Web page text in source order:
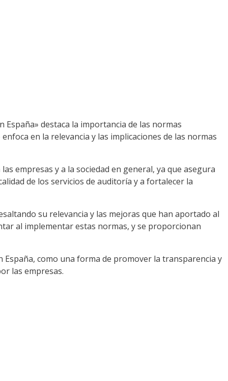
destaca la importancia de las normas
en la relevancia y las implicaciones de las normas
empresas y a la sociedad en general, ya que asegura
de los servicios de auditoría y a fortalecer la
su relevancia y las mejoras que han aportado al
al implementar estas normas, y se proporcionan
como una forma de promover la transparencia y
las empresas.